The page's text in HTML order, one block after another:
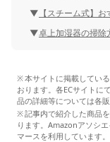
【スチーム式】
卓上加湿器の掃除
本サイトに掲載してい
おります。各ECサイトに
品の詳細等については各
記事内で紹介した商品
ります。Amazonアソシ
マースを利用しています。